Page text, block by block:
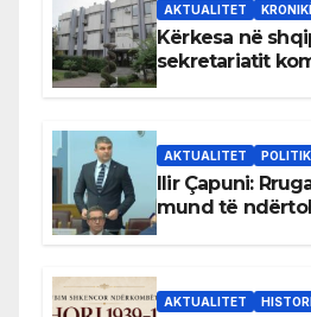
AKTUALITET
Kërkesa në
sekretariatit
AKTUALITET
Ilir Çapuni:
mund të
AKTUALITET HISTORI